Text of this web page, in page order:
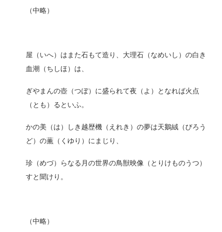
（中略）
屋（いへ）はまた石もて造り、大理石（なめいし）の白き
血潮（ちしほ）は、
ぎやまんの壺（つぼ）に盛られて夜（よ）となれば火点
（とも）るといふ。
かの美（は）しき越歴機（えれき）の夢は天鵝絨（びろう
ど）の薫（くゆり）にまじり、
珍（めづ）らなる月の世界の鳥獣映像（とりけものうつ）
すと聞けり。
（中略）